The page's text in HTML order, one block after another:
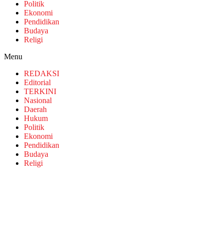
Politik
Ekonomi
Pendidikan
Budaya
Religi
Menu
REDAKSI
Editorial
TERKINI
Nasional
Daerah
Hukum
Politik
Ekonomi
Pendidikan
Budaya
Religi